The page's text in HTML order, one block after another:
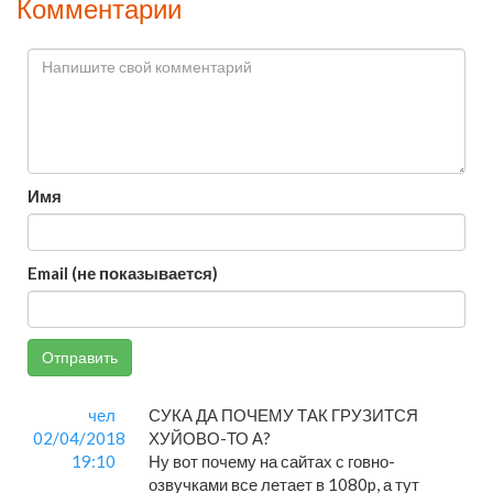
Комментарии
Имя
Email (не показывается)
Отправить
чел
02/04/2018
19:10
СУКА ДА ПОЧЕМУ ТАК ГРУЗИТСЯ
ХУЙОВО-ТО А?
Ну вот почему на сайтах с говно-
озвучками все летает в 1080p, а тут